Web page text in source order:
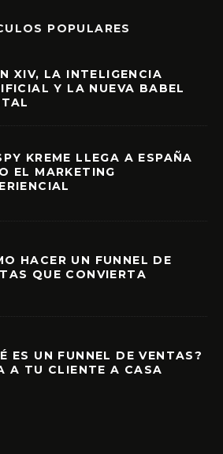
POPULARES
XIV, LA INTELIGENCIA
Y LA NUEVA BABEL
KREME LLEGA A ESPAÑA
EL MARKETING
HACER UN FUNNEL DE
QUE CONVIERTA
ES UN FUNNEL DE VENTAS?
A TU CLIENTE A CASA